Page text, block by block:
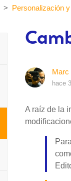
Personalización
Marc
hace
A raíz de la